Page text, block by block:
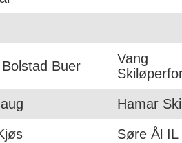
Buer
Vang
Hamar
Søre Ål IL